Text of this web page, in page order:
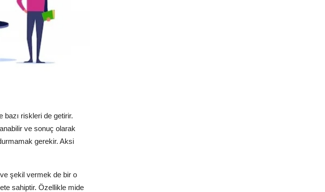
bazı riskleri de getirir.
ve sonuç olarak
gerekir. Aksi
şekil vermek de bir o
sahiptir. Özellikle mide